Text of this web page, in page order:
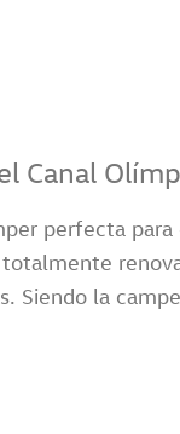
Canal
perfecta
Siendo la